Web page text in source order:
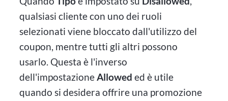
qualsiasi cliente con uno dei ruoli
selezionati viene bloccato dall'utilizzo del
coupon, mentre tutti gli altri possono
usarlo. Questa è l'inverso
dell'impostazioneAllowed ed è utile
quando si desidera offrire una promozione